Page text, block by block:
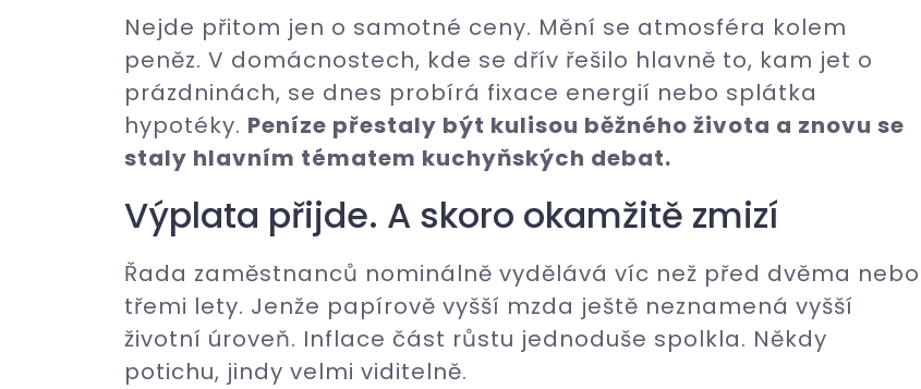
Nejde přitom jen o samotné ceny. Mění se atmosféra kolem
peněz. V domácnostech, kde se dřív řešilo hlavně to, kam jet o
prázdninách, se dnes probírá fixace energií nebo splátka
hypotéky. Peníze přestaly být kulisou běžného života a znovu se
staly hlavním tématem kuchyňských debat.
Výplata přijde. A skoro okamžitě zmizí
Řada zaměstnanců nominálně vydělává víc než před dvěma nebo
třemi lety. Jenže papírově vyšší mzda ještě neznamená vyšší
životní úroveň. Inflace část růstu jednoduše spolkla. Někdy
potichu, jindy velmi viditelně.